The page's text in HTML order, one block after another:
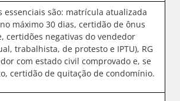
essenciais são: matrícula atualizada
máximo 30 dias, certidão de ônus
certidões negativas do vendedor
trabalhista, de protesto e IPTU), RG
com estado civil comprovado e, se
certidão de quitação de condomínio.